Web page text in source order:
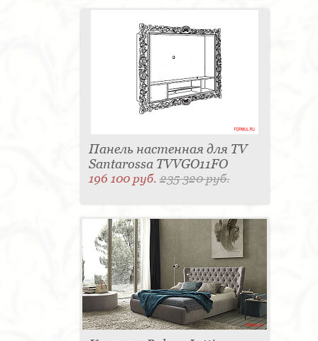
Панель настенная для TV
Santarossa TVVGO11FO
196 100 руб.235 320 руб.